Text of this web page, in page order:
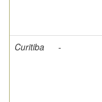
Curitiba
-